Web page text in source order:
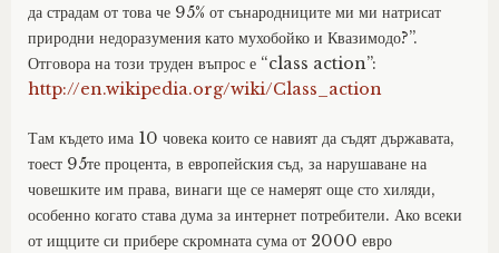
да страдам от това че 95% от сънародниците ми ми натрисат
природни недоразумения като мухобойко и Квазимодо?”.
Отговора на този труден въпрос е “class action”:
http://en.wikipedia.org/wiki/Class_action
Там където има 10 човека които се навият да съдят държавата,
тоест 95те процента, в европейския съд, за нарушаване на
човешките им права, винаги ще се намерят още сто хиляди,
особенно когато става дума за интернет потребители. Ако всеки
от ищците си прибере скромната сума от 2000 евро